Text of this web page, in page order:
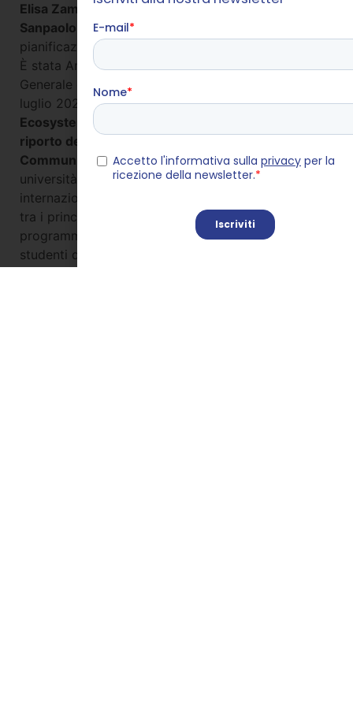
Elisa Zambito Marsala è nel Gruppo Intesa
Sanpaolo dal 2002
pianificazione strategica, innovazione e formazione.
È stata Amministratore Delegato e Direttore
Generale di Intesa Sanpaolo Formazione fino a
luglio 2022. Oggi guida la Direzione Education
Ecosystem and Global Value Programs, a diretto
riporto del Chief Institutional Affairs and External
Communication. È responsabile delle relazioni con
università e scuole a livello nazionale e
internazionale e con le istituzioni sull’education. È
tra i principali artefici di «Build Your Future», il
programma che ha raggiunto, in presenza, 40.000
studenti delle superiori e delle università. Coordina